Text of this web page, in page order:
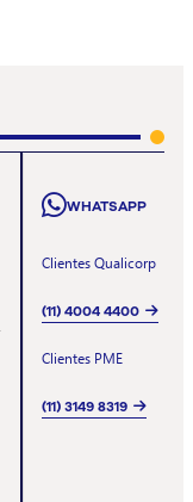
WHATSAPP
Clientes Qualicorp
(11) 4004 4400
Clientes PME
(11) 3149 8319